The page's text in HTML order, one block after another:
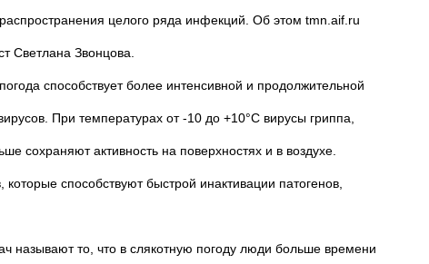
целого ряда инфекций. Об этом tmn.aif.ru
Светлана Звонцова.
способствует более интенсивной и продолжительной
При температурах от -10 до +10°C вирусы гриппа,
сохраняют активность на поверхностях и в воздухе.
способствуют быстрой инактивации патогенов,
называют то, что в слякотную погоду люди больше времени